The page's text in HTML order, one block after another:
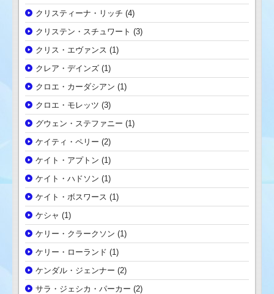
クリスティーナ・リッチ (4)
クリステン・スチュワート (3)
クリス・エヴァンス (1)
クレア・デインズ (1)
クロエ・カーダシアン (1)
クロエ・モレッツ (3)
グウェン・ステファニー (1)
ケイティ・ペリー (2)
ケイト・アプトン (1)
ケイト・ハドソン (1)
ケイト・ボスワース (1)
ケシャ (1)
ケリー・クラークソン (1)
ケリー・ローランド (1)
ケンダル・ジェンナー (2)
サラ・ジェシカ・パーカー (2)